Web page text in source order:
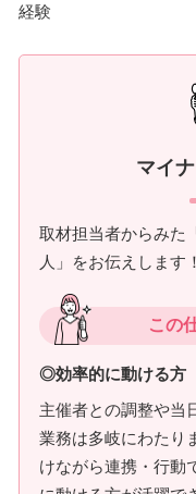
経験
マイ
取材担当者からみた
人」をお伝えします！
この
◎効率的に動ける方
主催者との調整や当
業務は多岐にわたり
けながら連携・行動